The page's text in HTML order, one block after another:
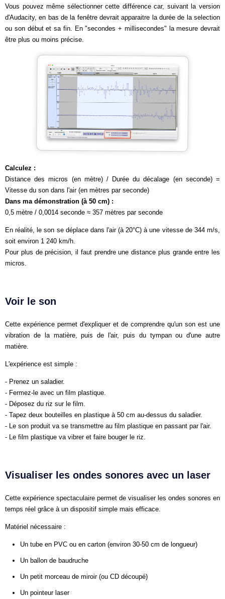
Vous pouvez même sélectionner cette différence car, suivant la version
d'Audacity, en bas de la fenêtre devrait apparaitre la durée de la selection
ou son début et sa fin. En "secondes + millisecondes" la mesure devrait
être plus ou moins précise.
Calculez :
Distance des micros (en mètre) / Durée du décalage (en seconde) =
Vitesse du son dans l'air (en mètres par seconde)
Dans ma démonstration (à 50 cm) :
0,5 mètre / 0,0014 seconde ≈ 357 mètres par seconde
En réalité, le son se déplace dans l'air (à 20°C) à une vitesse de 344 m/s,
soit environ 1 240 km/h.
Pour plus de précision, il faut prendre une distance plus grande entre les
micros.
Voir le son
Cette expérience permet d'expliquer et de comprendre qu'un son est une
vibration de la matière, puis de l'air, puis du tympan ou d'une autre
matière.
L'expérience est simple :
- Prenez un saladier.
- Fermez-le avec un film plastique.
- Déposez du riz sur le film.
- Tapez deux bouteilles en plastique à 50 cm au-dessus du saladier.
- Le son produit va se transmettre au film plastique en passant par l'air.
- Le film plastique va vibrer et faire bouger le riz.
Visualiser les ondes sonores avec un laser
Cette expérience spectaculaire permet de visualiser les ondes sonores en
temps réel grâce à un dispositif simple mais efficace.
Matériel nécessaire :
Un tube en PVC ou en carton (environ 30-50 cm de longueur)
Un ballon de baudruche
Un petit morceau de miroir (ou CD découpé)
Un pointeur laser